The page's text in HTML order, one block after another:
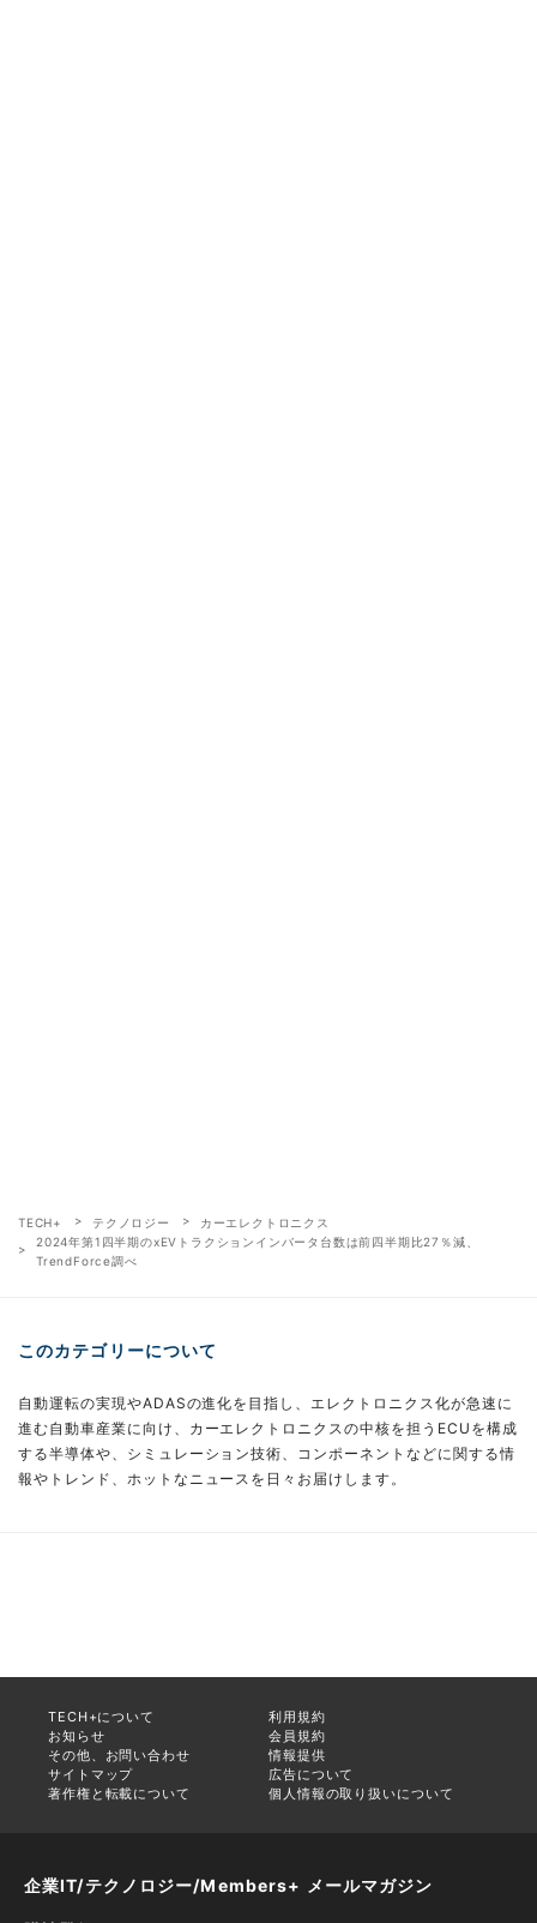
TECH+ テクノロジー
カーエレクトロニクス
2024年第1四半期のxEVトラクションインバータ台数は前四半期比27％減、
TrendForce調べ
このカテゴリーについて
自動運転の実現やADASの進化を目指し、エレクトロニクス化が急速に
進む自動車産業に向け、カーエレクトロニクスの中核を担うECUを構成
する半導体や、シミュレーション技術、コンポーネントなどに関する情
報やトレンド、ホットなニュースを日々お届けします。
TECH+について
利用規約
お知らせ
会員規約
その他、お問い合わせ
情報提供
サイトマップ
広告について
著作権と転載について
個人情報の取り扱いについて
企業IT/テクノロジー/Members+ メールマガジン